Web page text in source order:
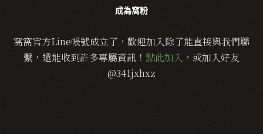
成為窩粉
窩窩官方Line帳號成立了，歡迎加入除了能直接與我們聯
繫，還能收到許多專屬資訊！ 點此加入 ，或加入好友
@341jxhxz